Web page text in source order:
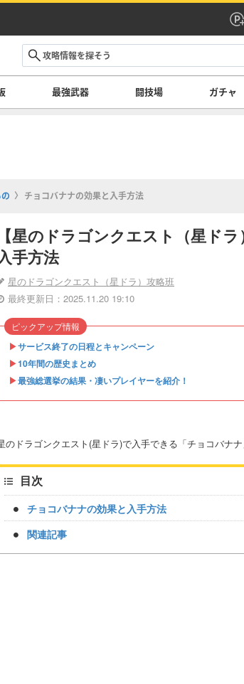
最強武器 闘技場 ガチャ
チョコバナナの効果と入手方法
【星のドラゴンクエスト（星ド
手方法
星のドラゴンクエスト（星ドラ）攻略班
最終更新日：2025.11.20 19:10
▶︎サービス終了の日程とキャンペーン
▶︎10年間の歴史まとめ
▶︎最強総選挙の結果・凄いプレイヤーを紹介！
ピックアップ情報
のドラゴンクエスト(星ドラ)で入手できる「チョコバナナ
目次
チョコバナナの効果と入手方法
関連記事